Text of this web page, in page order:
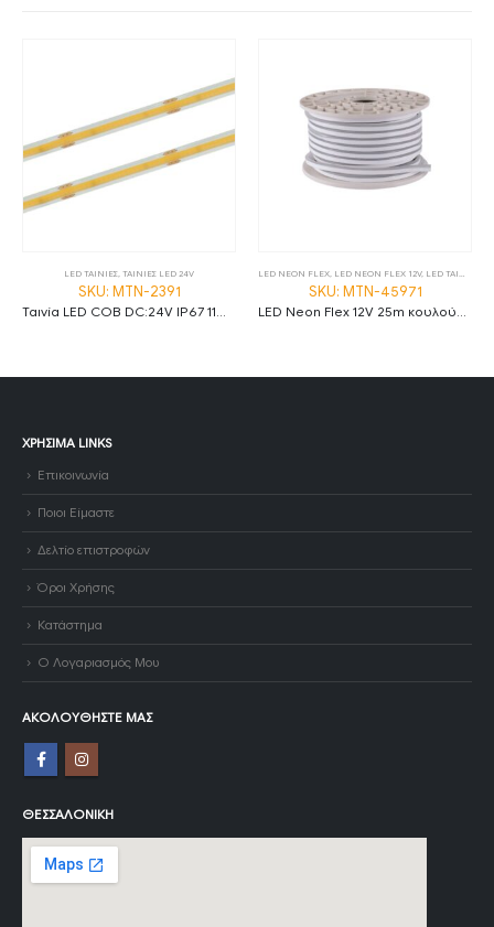
LED ΤΑΙΝΙΕΣ ΤΑΙΝΙΕΣ LED 24V
SKU: MTN-2391
LED NEON FLEX LED NEON FLEX 12V, LED ΤΑΙΝΙΕΣ
SKU: MTN-45971
ΧΡΉΣΙΜΑ LINKS
Επικοινωνία
Ποιοι Είμαστε
Δελτίο επιστροφών
Όροι Χρήσης
Κατάστημα
Ο Λογαριασμός Μου
ΑΚΟΛΟΥΘΉΣΤΕ ΜΑΣ
ΘΕΣΣΑΛΟΝΊΚΗ